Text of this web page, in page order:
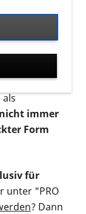
Videos zu
werden in
Variante
nicht immer
Form
für
unter "PRO
? Dann